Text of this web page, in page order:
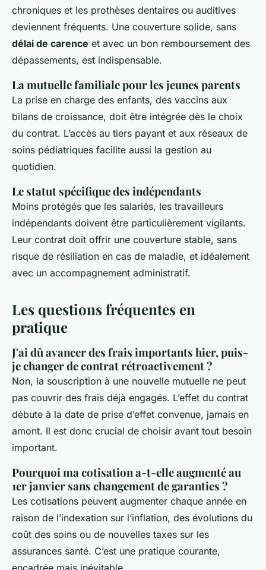
chroniques et les prothèses dentaires ou auditives
deviennent fréquents. Une couverture solide, sans
délai de carence et avec un bon remboursement des
dépassements, est indispensable.
La mutuelle familiale pour les jeunes parents
La prise en charge des enfants, des vaccins aux
bilans de croissance, doit être intégrée dès le choix
du contrat. L’accès au tiers payant et aux réseaux de
soins pédiatriques facilite aussi la gestion au
quotidien.
Le statut spécifique des indépendants
Moins protégés que les salariés, les travailleurs
indépendants doivent être particulièrement vigilants.
Leur contrat doit offrir une couverture stable, sans
risque de résiliation en cas de maladie, et idéalement
avec un accompagnement administratif.
Les questions fréquentes en
pratique
J'ai dû avancer des frais importants hier, puis-
je changer de contrat rétroactivement ?
Non, la souscription à une nouvelle mutuelle ne peut
pas couvrir des frais déjà engagés. L’effet du contrat
débute à la date de prise d’effet convenue, jamais en
amont. Il est donc crucial de choisir avant tout besoin
important.
Pourquoi ma cotisation a-t-elle augmenté au
1er janvier sans changement de garanties ?
Les cotisations peuvent augmenter chaque année en
raison de l’indexation sur l’inflation, des évolutions du
coût des soins ou de nouvelles taxes sur les
assurances santé. C’est une pratique courante,
encadrée mais inévitable.